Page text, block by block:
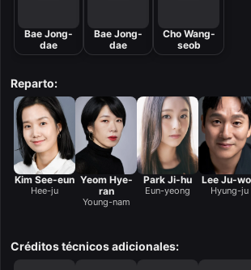
Bae Jong-
dae
Bae Jong-
dae
Cho Wang-
seob
Reparto:
Kim See-eun
Hee-ju
Yeom Hye-
ran
Young-nam
Park Ji-hu
Eun-yeong
Lee Ju-
Hyung-ju
Créditos técnicos adicionales: